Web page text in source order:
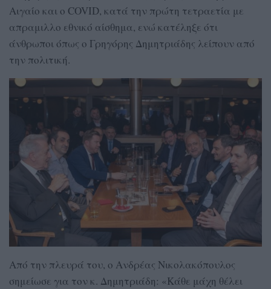
Αιγαίο και ο COVID, κατά την πρώτη τετραετία με
απραμιλλο εθνικό αίσθημα, ενώ κατέληξε ότι
άνθρωποι όπως ο Γρηγόρης Δημητριάδης λείπουν από
την πολιτική.
Από την πλευρά του, ο Ανδρέας Νικολακόπουλος
σημείωσε για τον κ. Δημητριάδη: «Κάθε μάχη θέλει